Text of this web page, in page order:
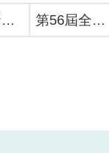
勞動力發展數位服務平台 第56屆全國技能競賽